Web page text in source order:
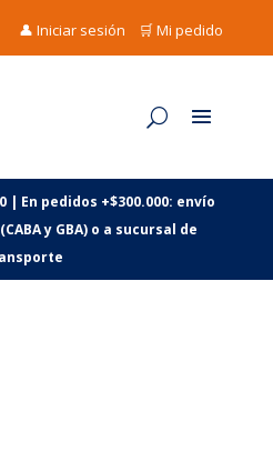
👤 Iniciar sesión 🛒 Mi pedido
| En pedidos +$300.000: envío
y GBA) o a sucursal de